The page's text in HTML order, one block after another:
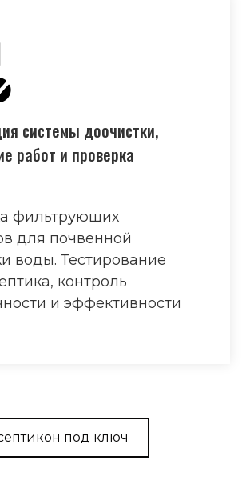
системы доочистки,
работ и проверка
фильтрующих
для почвенной
воды. Тестирование
контроль
и эффективности
под ключ